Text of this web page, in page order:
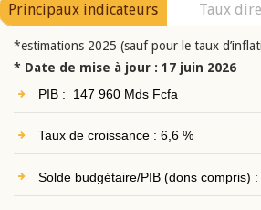
Principaux indicateurs Taux
*estimations 2025 (sauf pour le taux
* Date de mise à jour : 17 juin 2026
PIB : 147 960 Mds Fcfa
Taux de croissance : 6,6 %
Solde budgétaire/PIB (dons compris) :